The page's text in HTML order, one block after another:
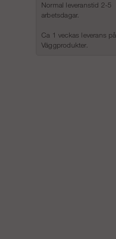
Normal leveranstid 2-5
arbetsdagar.
Ca 1 veckas leverans
Väggprodukter.